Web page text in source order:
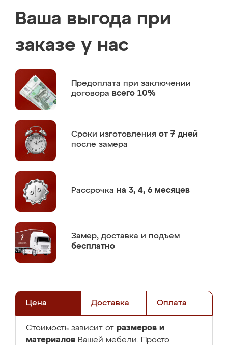
Ваша выгода при
заказе у нас
Предоплата при заключении
договора всего 10%
Сроки изготовления от 7 дней
после замера
Рассрочка на 3, 4, 6 месяцев
Замер, доставка и подъем
бесплатно
Цена Доставка Оплата
Стоимость зависит от размеров и
материалов Вашей мебели. Просто